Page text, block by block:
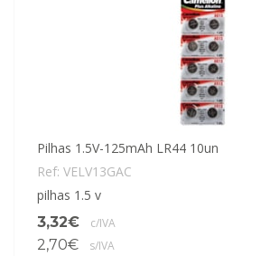
Pilhas 1.5V-125mAh LR44 10un
Ref: VELV13GAC
pilhas 1.5 v
3,32€
c/IVA
2,70€ s/IVA